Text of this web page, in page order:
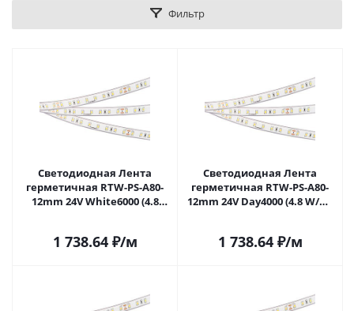
Фильтр
Светодиодная Лента
герметичная RTW-PS-A80-
12mm 24V White6000 (4.8
1 738.64₽/м
Светодиодная Лента
герметичная RTW-PS-A80-
12mm 24V Day4000 (4.8 W/m,
1 738.64₽/м